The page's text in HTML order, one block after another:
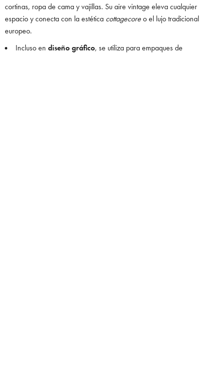
cortinas, ropa de cama y vajillas. Su aire vintage eleva cualquier
espacio y conecta con la estética cottagecoreo el lujo tradicional
europeo.
Incluso en diseño gráfico, se utiliza para empaques de